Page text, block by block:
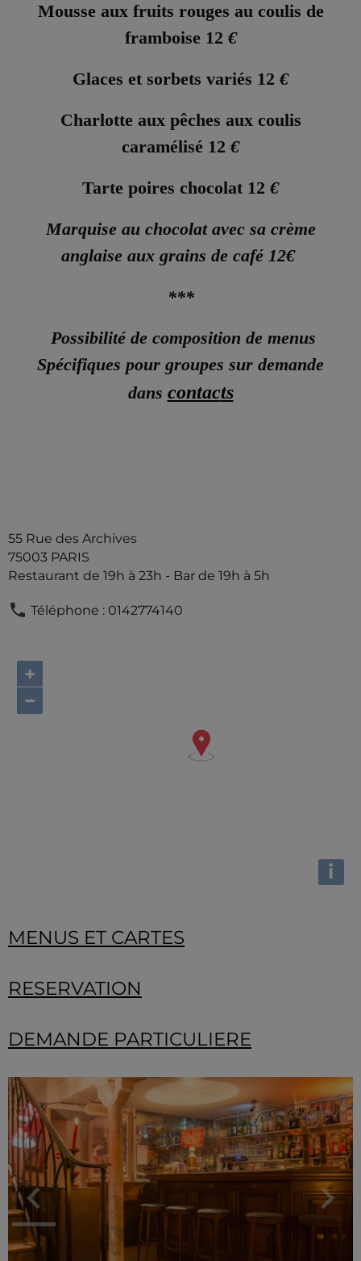
Mousse aux fruits rouges au coulis de
framboise 12 €
Glaces et sorbets variés 12 €
Charlotte aux pêches aux coulis
caramélisé 12 €
Tarte poires chocolat 12 €
Marquise au chocolat avec sa crème
anglaise aux grains de café 12€
***
Possibilité de composition de menus
Spécifiques pour groupes sur demande
dans contacts
55 Rue des Archives
75003 PARIS
Restaurant de 19h à 23h - Bar de 19h à 5h
Téléphone : 0142774140
+
−
i
MENUS ET CARTES
RESERVATION
DEMANDE PARTICULIERE